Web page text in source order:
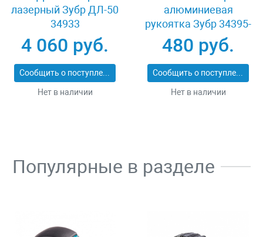
лазерный Зубр ДЛ-50
34933
4 060 руб.
Сообщить о поступлении
Нет в наличии
алюминиевая
рукоятка Зубр 34395-
40
480 руб.
Сообщить о поступлении
Нет в наличии
Популярные в разделе